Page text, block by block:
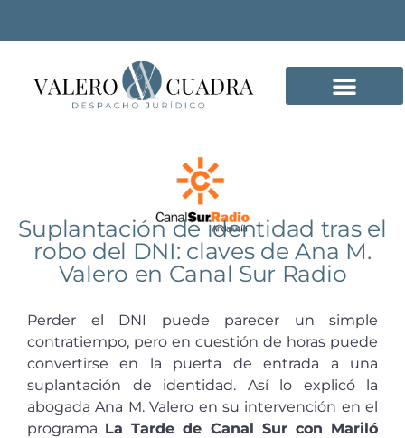
Suplantación de identidad tras el
robo del DNI: claves de Ana M.
Valero en Canal Sur Radio
Perder el DNI puede parecer un simple
contratiempo, pero en cuestión de horas puede
convertirse en la puerta de entrada a una
suplantación de identidad. Así lo explicó la
abogada Ana M. Valero en su intervención en el
programa La Tarde de Canal Sur con Mariló